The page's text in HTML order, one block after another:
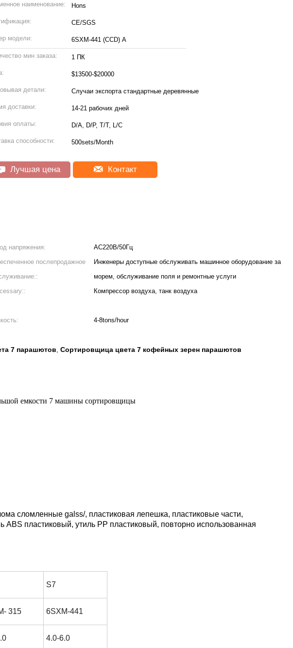
наименование: Hons
CE/SGS
модели: 6SXM-441 (CCD) A
мин заказа: 1 ПК
$13500-$20000
детали: Случаи экспорта стандартные деревянные
доставки: 14-21 рабочих дней
оплаты: D/A, D/P, T/T, L/C
способности: 500sets/Month
Лучшая цена Контакт
напряжения:
AC220В/50Гц
послепродажное
Инженеры доступные обслуживать машинное оборудование за
морем, обслуживание поля и ремонтные услуги
Компрессор воздуха, танк воздуха
4-8tons/hour
7 парашютов, Сортировщица цвета 7 кофейных зерен парашютов
емкости 7 машины сортировщицы
сломленные galss/, пластиковая лепешка, пластиковые части,
пластиковый, утиль PP пластиковый, повторно использованная
S7
315 6SXM-441
4.0-6.0